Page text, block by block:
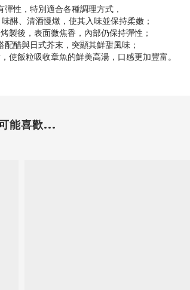
性，特別適合各種調理方式，
味醂、清酒慢燉，使其入味並保持柔嫩；
烤製後，表面微焦香，內部仍保持彈性；
配醋與日式芥末，突顯其鮮甜風味；
使飯粒吸收章魚的鮮美高湯，口感更加豐富。
能喜歡...